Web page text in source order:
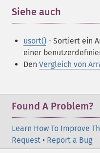
Siehe auch
usort() - Sortiert ein
einer
Den Vergleich von
Found A Problem?
Learn How To Improve
Request • Report a Bug